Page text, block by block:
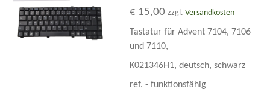
€ 15,00 zzgl. Versandkosten
Tastatur für Advent 7104, 7106
und 7110,
K021346H1, deutsch, schwarz
ref. - funktionsfähig